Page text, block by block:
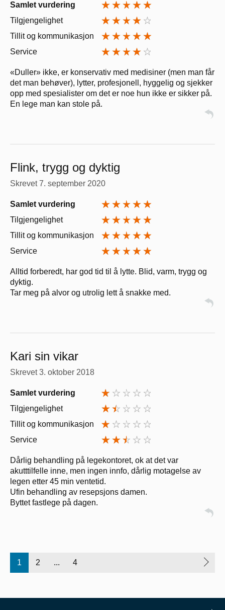
Samlet vurdering
Tilgjengelighet
Tillit og kommunikasjon
Service
«Duller» ikke, er konservativ med medisiner (men man får
det man behøver), lytter, profesjonell, hyggelig og sjekker
opp med spesialister om det er noe hun ikke er sikker på.
En lege man kan stole på.
Flink, trygg og dyktig
Skrevet7. september 2020
Samlet vurdering
Tilgjengelighet
Tillit og kommunikasjon
Service
Alltid forberedt, har god tid til å lytte. Blid, varm, trygg og
dyktig.
Tar meg på alvor og utrolig lett å snakke med.
Kari sin vikar
Skrevet3. oktober 2018
Samlet vurdering
Tilgjengelighet
Tillit og kommunikasjon
Service
Dårlig behandling på legekontoret, ok at det var
akutttilfelle inne, men ingen innfo, dårlig motagelse av
legen etter 45 min ventetid.
Ufin behandling av resepsjons damen.
Byttet fastlege på dagen.
1 2 ... 4